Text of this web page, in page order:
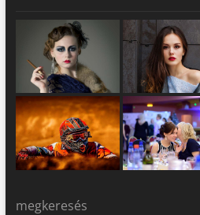
megkeresés